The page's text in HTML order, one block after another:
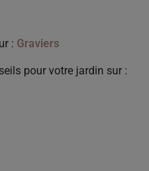
: Graviers
pour votre jardin sur :